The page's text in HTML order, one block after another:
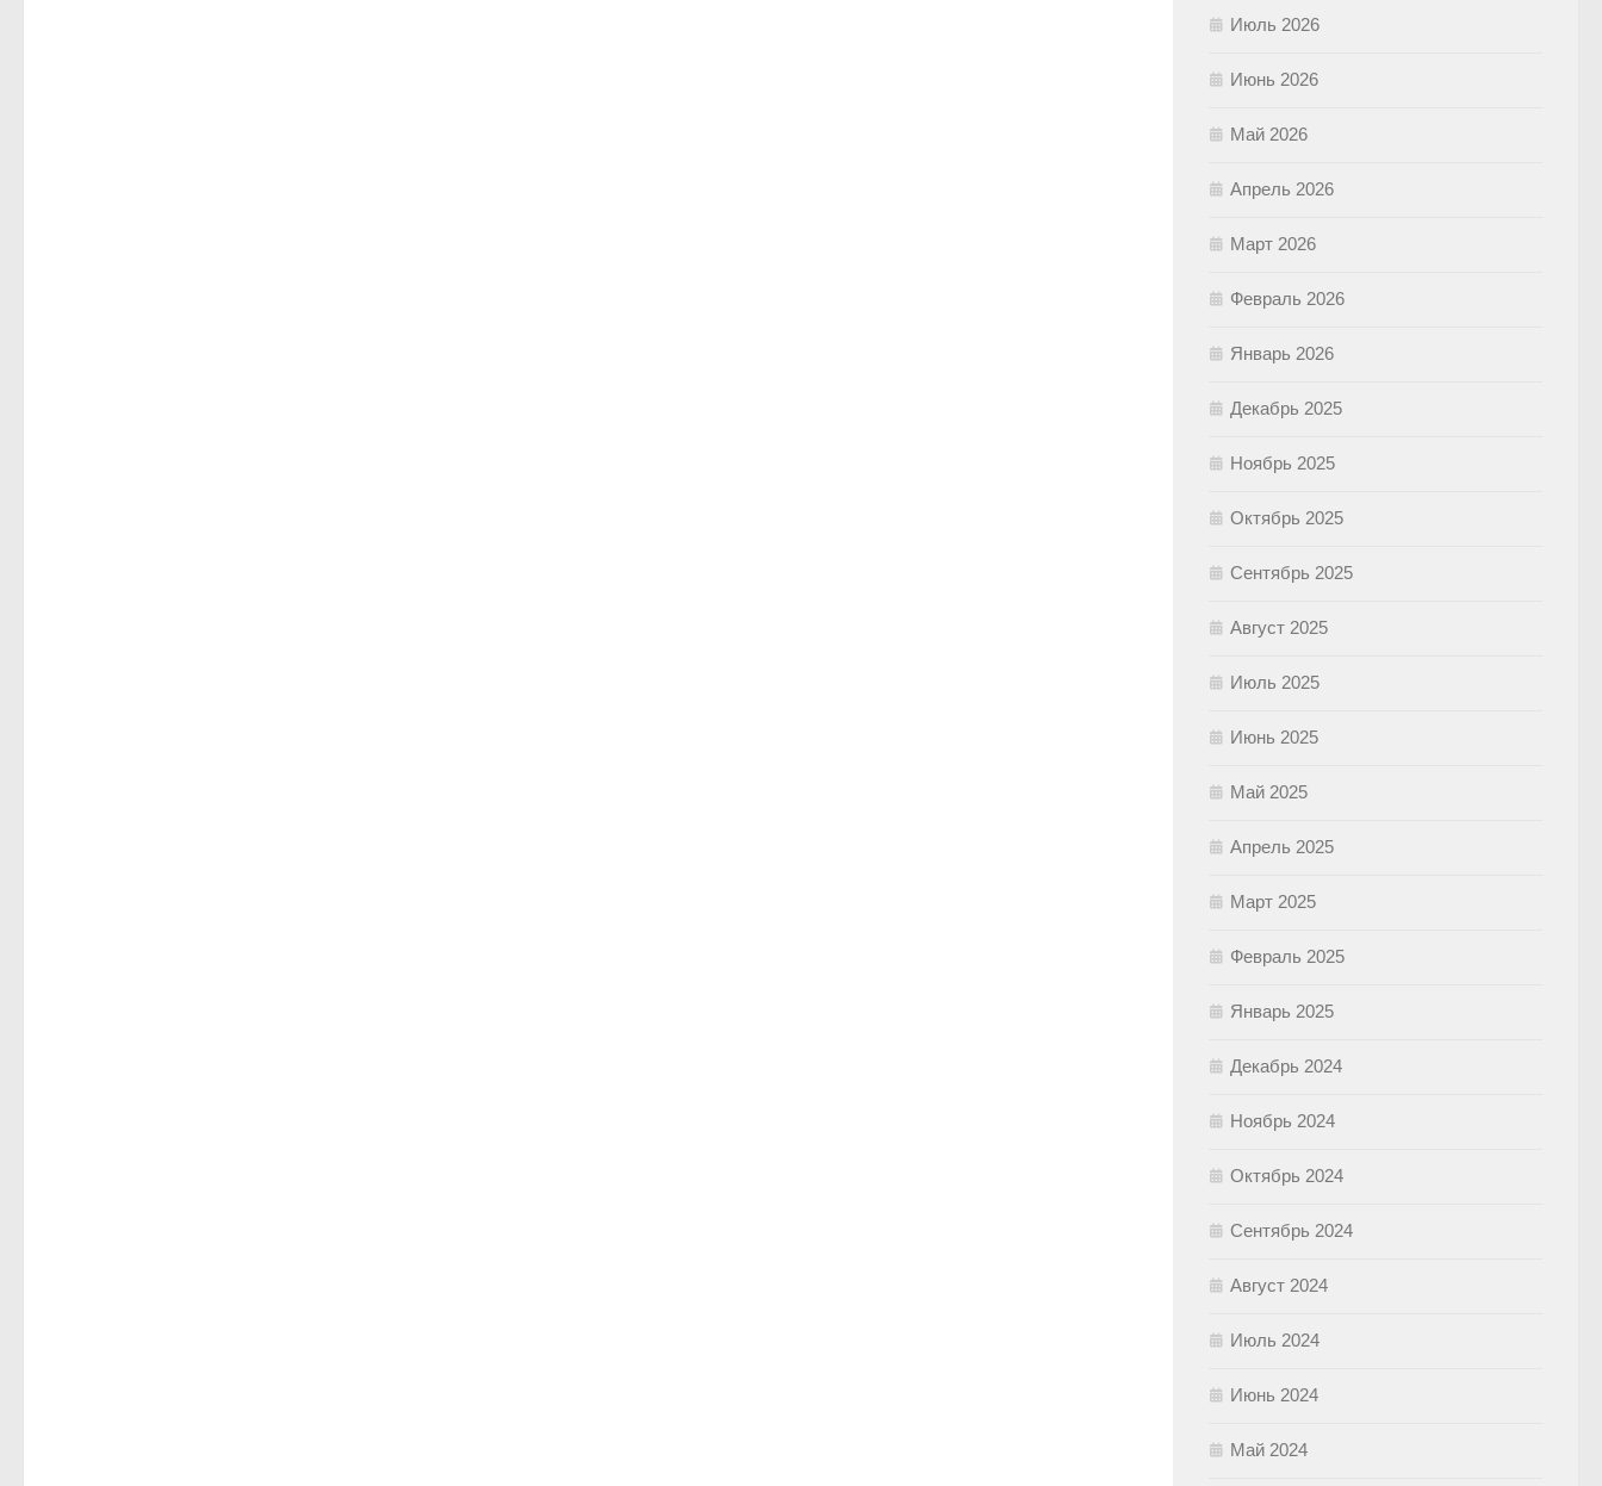
Июль 2026
Июнь 2026
Май 2026
Апрель 2026
Март 2026
Февраль 2026
Январь 2026
Декабрь 2025
Ноябрь 2025
Октябрь 2025
Сентябрь 2025
Август 2025
Июль 2025
Июнь 2025
Май 2025
Апрель 2025
Март 2025
Февраль 2025
Январь 2025
Декабрь 2024
Ноябрь 2024
Октябрь 2024
Сентябрь 2024
Август 2024
Июль 2024
Июнь 2024
Май 2024